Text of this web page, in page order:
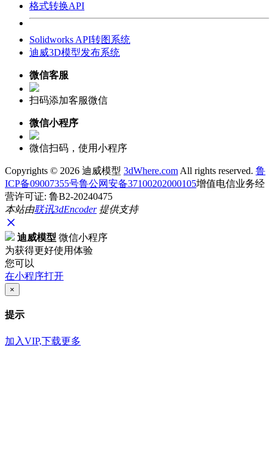
格式转换API
Solidworks API转图系统
迪威3D模型发布系统
微信客服
扫码添加客服微信
微信小程序
微信扫码，使用小程序
Copyrights © 2026 迪威模型 3dWhere.com All rights reserved. 鲁
ICP备09007355号鲁公网安备37100202000105增值电信业务经
营许可证: 鲁B2-20240475
本站由联讯3dEncoder提供支持
迪威模型 微信小程序
为获得更好使用体验
您可以
在小程序打开
×
提示
加入VIP,下载更多